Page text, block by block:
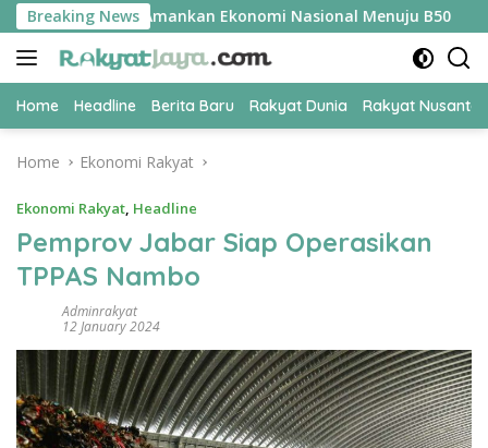
Skip
to
content
Breaking News
Jadi Kunci Amankan Ekonomi Nasional Menuju B50
Home Headline Berita Baru Rakyat Dunia Rakyat
Home Ekonomi Rakyat
Ekonomi Rakyat, Headline
Pemprov Jabar Siap Operasikan
TPPAS Nambo
Adminrakyat
12 January 2024